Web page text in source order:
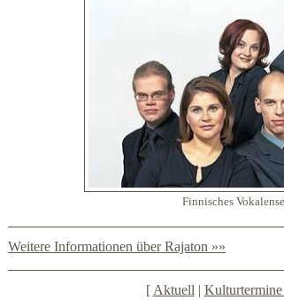
Finnisches
Weitere Informationen über Rajaton »»
[Aktuell| Kulturtermine